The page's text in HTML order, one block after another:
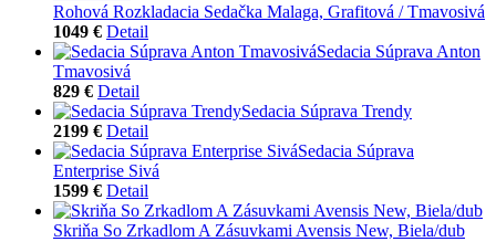
Rohová Rozkladacia Sedačka Malaga, Grafitová / Tmavosivá
1049 € Detail
Sedacia Súprava Anton
Tmavosivá
829 € Detail
Sedacia Súprava Trendy
2199 € Detail
Sedacia Súprava
Enterprise Sivá
1599 € Detail
Skriňa So Zrkadlom A Zásuvkami Avensis New, Biela/dub